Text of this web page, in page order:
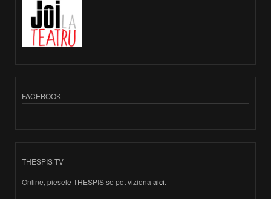
FACEBOOK
THESPIS TV
Online, piesele THESPIS se pot viziona aici.